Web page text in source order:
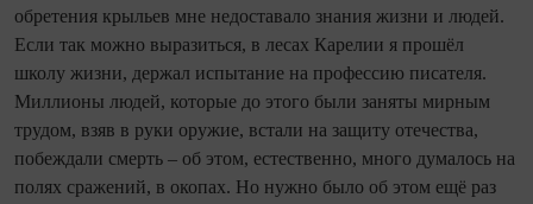
обретения крыльев мне недоставало знания жизни и людей.
Если так можно выразиться, в лесах Карелии я прошёл
школу жизни, держал испытание на профессию писателя.
Миллионы людей, которые до этого были заняты мирным
трудом, взяв в руки оружие, встали на защиту отечества,
побеждали смерть – об этом, естественно, много думалось на
полях сражений, в окопах. Но нужно было об этом ещё раз